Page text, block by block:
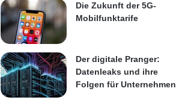
Die Zukunft der 5G-
Mobilfunktarife
Der digitale Pranger:
Datenleaks und ihre
Folgen für Unternehmen